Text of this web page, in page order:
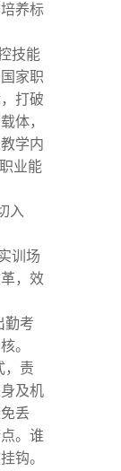
养标
技能
家职
打破
体，
学内
业能
入
训场
，效
勤考
。
，责
及机
丢
。谁
钩。